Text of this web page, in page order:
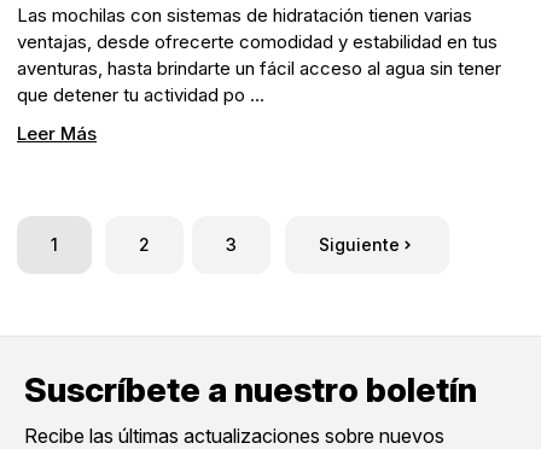
Las mochilas con sistemas de hidratación tienen varias
ventajas, desde ofrecerte comodidad y estabilidad en tus
aventuras, hasta brindarte un fácil acceso al agua sin tener
que detener tu actividad po …
Leer Más
1 2 3 Siguiente
Suscríbete a nuestro boletín
Recibe las últimas actualizaciones sobre nuevos